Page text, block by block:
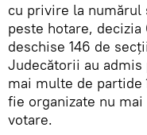
cu privire la
peste hotare, decizia
deschise 146 de
Judecătorii au
mai multe de partide
fie organizate nu
votare.